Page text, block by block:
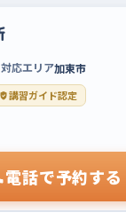
対応エリア加東市
講習ガイド認定
電話で予約する